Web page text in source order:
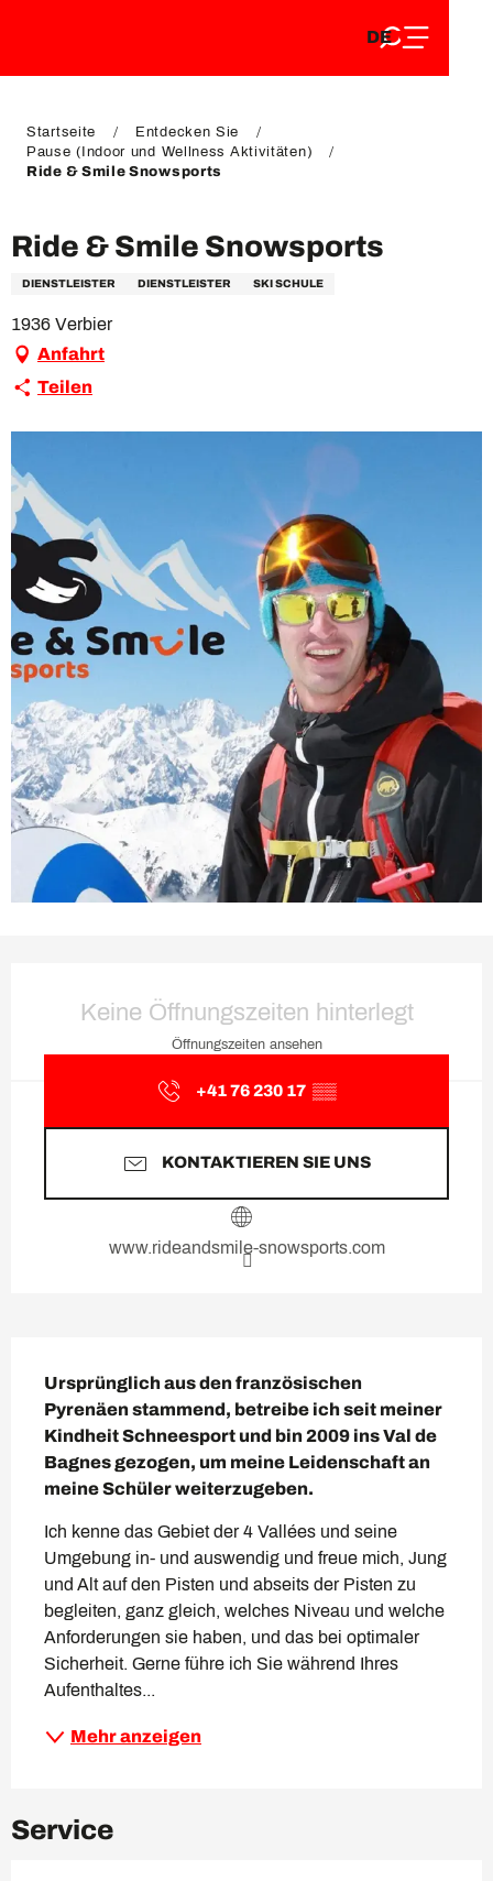
EN
DE
FR
Startseite
Entdecken Sie
Pause (Indoor und Wellness Aktivitäten)
Ride & Smile Snowsports
Ride & Smile Snowsports
DIENSTLEISTER DIENSTLEISTER SKI SCHULE
1936 Verbier
Anfahrt
Teilen
Keine Öffnungszeiten hinterlegt
Öffnungszeiten ansehen
+41 76 230 17 ▒▒
KONTAKTIEREN SIE UNS
www.rideandsmile-snowsports.com
Ursprünglich aus den französischen
Pyrenäen stammend, betreibe ich seit meiner
Kindheit Schneesport und bin 2009 ins Val de
Bagnes gezogen, um meine Leidenschaft an
meine Schüler weiterzugeben.
Ich kenne das Gebiet der 4 Vallées und seine
Umgebung in- und auswendig und freue mich, Jung
und Alt auf den Pisten und abseits der Pisten zu
begleiten, ganz gleich, welches Niveau und welche
Anforderungen sie haben, und das bei optimaler
Sicherheit. Gerne führe ich Sie während Ihres
Aufenthaltes...
Mehr anzeigen
Service